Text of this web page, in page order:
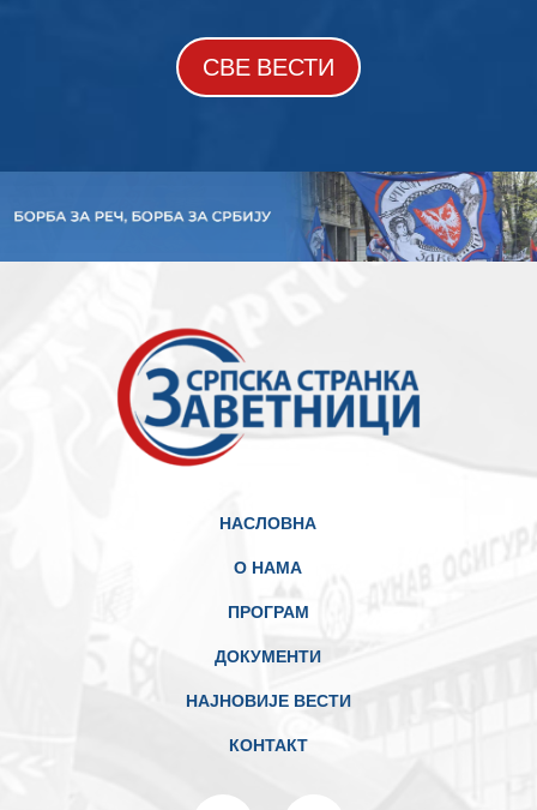
СВЕ ВЕСТИ
НАСЛОВНА
О НАМА
ПРОГРАМ
ДОКУМЕНТИ
НАЈНОВИЈЕ ВЕСТИ
КОНТАКТ